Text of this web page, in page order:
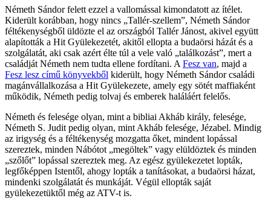
Németh Sándor felett ezzel a vallomással kimondatott az ítélet.
Kiderült korábban, hogy nincs „Tallér-szellem”, Németh Sándor
féltékenységből üldözte el az országból Tallér Jánost, akivel együtt
alapították a Hit Gyülekezetét, akitől ellopta a budaörsi házát és a
szolgálatát, aki csak azért élte túl a vele való „találkozást”, mert a
családját Németh nem tudta ellene fordítani. A Fesz van, majd a
Fesz lesz című könyvekből kiderült, hogy Németh Sándor családi
magánvállalkozása a Hit Gyülekezete, amely egy sötét maffiaként
működik, Németh pedig tolvaj és emberek haláláért felelős.
Németh és felesége olyan, mint a bibliai Akháb király, felesége,
Németh S. Judit pedig olyan, mint Akháb felesége, Jézabel. Mindig
az irigység és a féltékenység mozgatta őket, mindent lopással
szereztek, minden Nábótot „megöltek” vagy elüldöztek és minden
„szőlőt” lopással szereztek meg. Az egész gyülekezetet lopták,
legfőképpen Istentől, ahogy lopták a tanításokat, a budaörsi házat,
mindenki szolgálatát és munkáját. Végül ellopták saját
gyülekezetüktől még az ATV-t is.